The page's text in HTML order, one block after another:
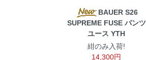
BAUER S26
SUPREME FUSE パンツ
ユース YTH
紺のみ入荷!
14,300円